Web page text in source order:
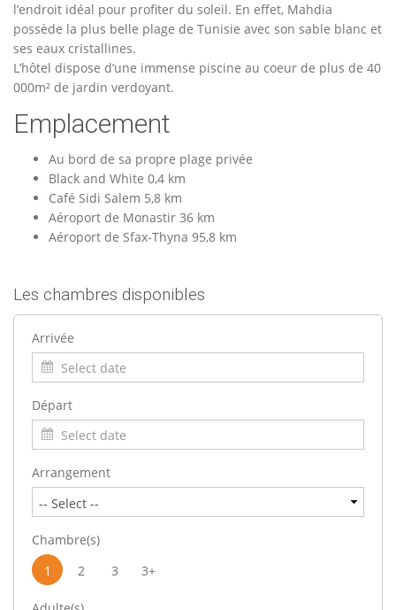
l’endroit idéal pour profiter du soleil. En effet, Mahdia
possède la plus belle plage de Tunisie avec son sable blanc et
ses eaux cristallines.
L’hôtel dispose d’une immense piscine au coeur de plus de 40
000m² de jardin verdoyant.
Emplacement
Au bord de sa propre plage privée
Black and White 0,4 km
Café Sidi Salem 5,8 km
Aéroport de Monastir 36 km
Aéroport de Sfax-Thyna 95,8 km
Les chambres disponibles
Arrivée
Départ
Arrangement
Chambre(s)
1
2 3 3+